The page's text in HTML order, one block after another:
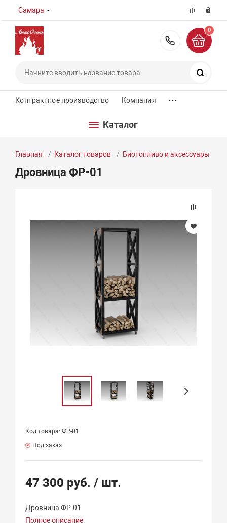
Самара
8 (800)
0
Контрактное производство Компания ...
Каталог
Главная Каталог товаров Биотопливо и аксессуары
Дровница ФР-01
Код товара: ФР-01
Под заказ
47 300 руб./ шт.
Дровница ФР-01
Полное описание